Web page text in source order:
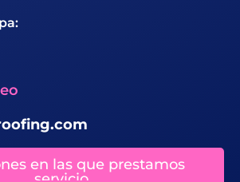
en las que prestamos